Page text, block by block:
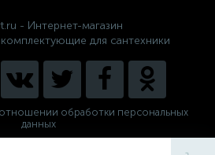
- Интернет-магазин
для сантехники
обработки персональных
данных